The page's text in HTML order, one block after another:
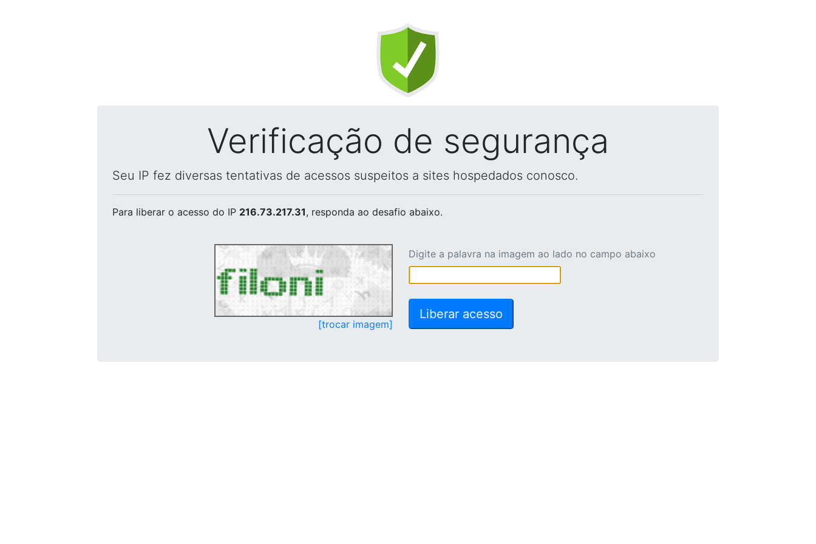
Verificação de segurança
Seu IP fez diversas tentativas de acessos suspeitos a sites hospedados conosco.
Para liberar o acesso do IP 216.73.217.31, responda ao desafio abaixo.
[trocar imagem]
Digite a palavra na imagem ao lado no campo abaixo